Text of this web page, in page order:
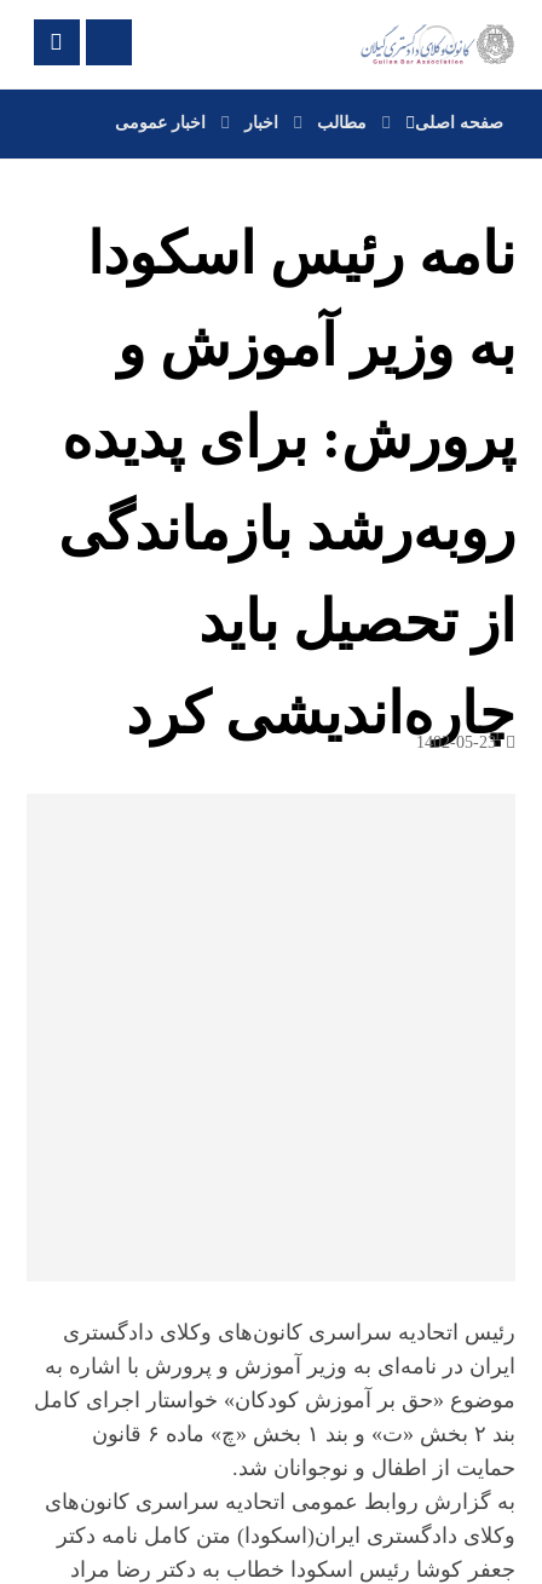
صفحه اصلی مطالب اخبار اخبار عمومی
نامه رئیس اسکودا
به وزیر آموزش و
پرورش: برای پدیده‌
روبه‌رشد بازماندگی
از تحصیل باید
چاره‌اندیشی کرد
1402-05-23
رئیس اتحادیه سراسری کانون‌های وکلای دادگستری
ایران در نامه‌ای به وزیر آموزش و پرورش با اشاره به
موضوع «حق بر آموزش کودکان» خواستار اجرای کامل
بند ۲ بخش «ت» و بند ۱ بخش «چ» ماده ۶ قانون
حمایت از اطفال و نوجوانان شد.
به گزارش روابط عمومی اتحادیه سراسری کانون‌های
وکلای دادگستری ایران(اسکودا) متن کامل نامه دکتر
جعفر کوشا رئیس اسکودا خطاب به دکتر رضا مراد